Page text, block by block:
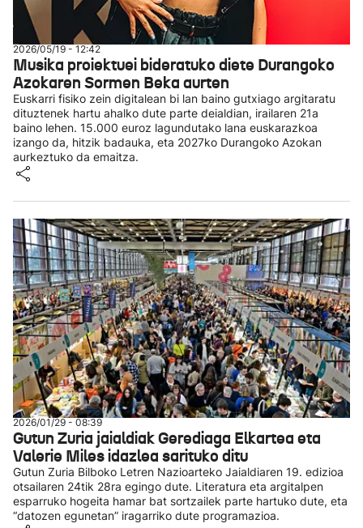
2026/05/19 - 12:42
Musika proiektuei bideratuko diete Durangoko
Azokaren Sormen Beka aurten
Euskarri fisiko zein digitalean bi lan baino gutxiago argitaratu
dituztenek hartu ahalko dute parte deialdian, irailaren 21a
baino lehen. 15.000 euroz lagundutako lana euskarazkoa
izango da, hitzik badauka, eta 2027ko Durangoko Azokan
aurkeztuko da emaitza.
2026/01/29 - 08:39
Gutun Zuria jaialdiak Gerediaga Elkartea eta
Valerie Miles idazlea sarituko ditu
Gutun Zuria Bilboko Letren Nazioarteko Jaialdiaren 19. edizioa
otsailaren 24tik 28ra egingo dute. Literatura eta argitalpen
esparruko hogeita hamar bat sortzailek parte hartuko dute, eta
“datozen egunetan” iragarriko dute programazioa.